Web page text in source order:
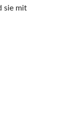
sie mit